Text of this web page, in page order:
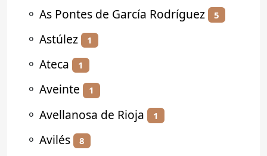
⚬ As Pontes de García Rodríguez 5
⚬ Astúlez 1
⚬ Ateca 1
⚬ Aveinte 1
⚬ Avellanosa de Rioja 1
⚬ Avilés 8